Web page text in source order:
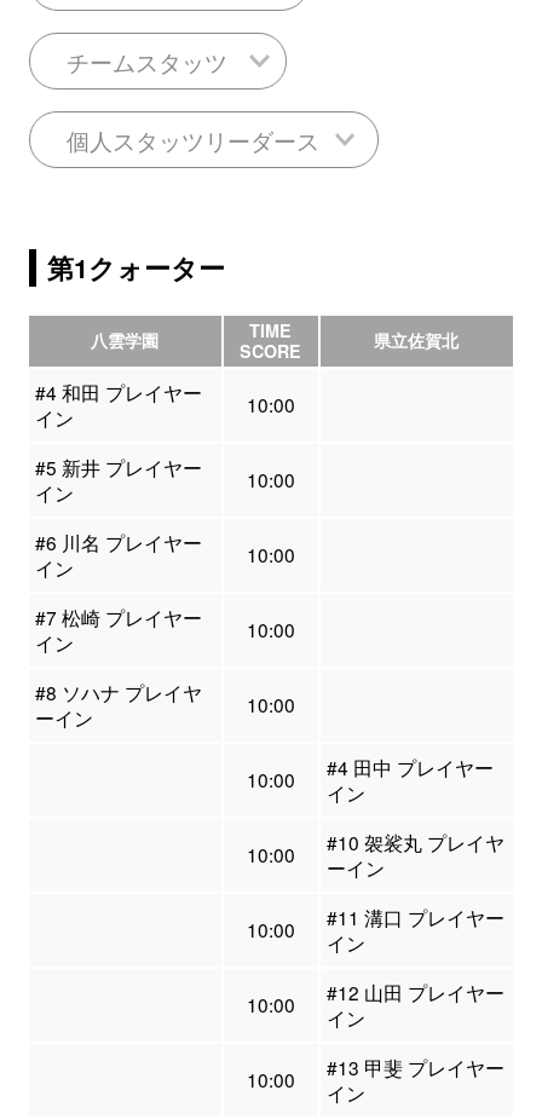
チームスタッツ
個人スタッツリーダース
第1クォーター
八雲学園
TIME
SCORE
県立佐賀北
#4 和田 プレイヤー
イン
10:00
#5 新井 プレイヤー
イン
10:00
#6 川名 プレイヤー
イン
10:00
#7 松崎 プレイヤー
イン
10:00
#8 ソハナ プレイヤ
ーイン
10:00
10:00
#4 田中 プレイヤー
イン
10:00
#10 袈裟丸 プレイヤ
ーイン
10:00
#11 溝口 プレイヤー
イン
10:00
#12 山田 プレイヤー
イン
10:00
#13 甲斐 プレイヤー
イン